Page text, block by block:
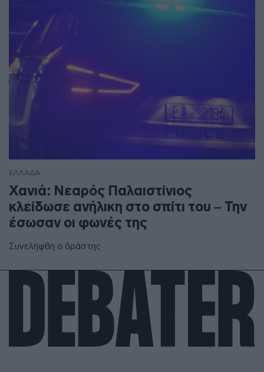
ΕΛΛΑΔΑ
Χανιά: Νεαρός Παλαιστίνιος
κλείδωσε ανήλικη στο σπίτι του – Την
έσωσαν οι φωνές της
Συνελήφθη ο δράστης